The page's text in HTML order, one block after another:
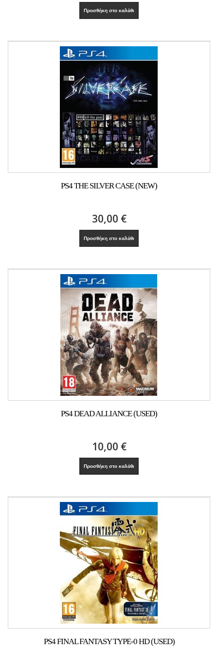
Προσθήκη στο καλάθι
PS4 THE SILVER CASE (NEW)
30,00 €
Προσθήκη στο καλάθι
PS4 DEAD ALLIANCE (USED)
10,00 €
Προσθήκη στο καλάθι
PS4 FINAL FANTASY TYPE-0 HD (USED)